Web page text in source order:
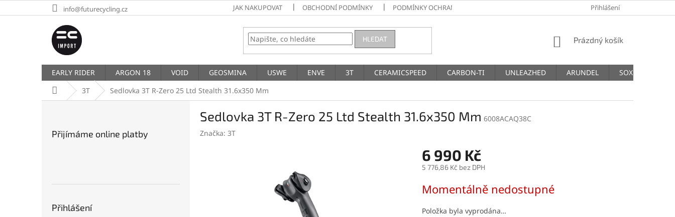
na
info@futurecycling.cz JAK NAKUPOVAT OBCHODNÍ PODMÍNKY PODMÍNKY OCHRANY OSOBNÍCH ÚDAJŮ Přihlášení
HLEDAT
NÁKUPNÍ
Prázdný košík
EARLY RIDER ARGON 18 VOID GEOSMINA USWE ENVE 3T CERAMICSPEED CARBON-TI UNLEAZHED ARUNDEL SOX
Domů 3T Sedlovka 3T R-Zero 25 Ltd Stealth 31.6x350 Mm
Přijímáme online platby
Přihlášení
Sedlovka 3T R-Zero 25 Ltd Stealth 31.6x350 Mm 6008ACAQ38C
Značka: 3T
6 990 Kč
5 776,86 Kč bez DPH
cena:
Momentálně nedostupné
Položka byla vyprodána…